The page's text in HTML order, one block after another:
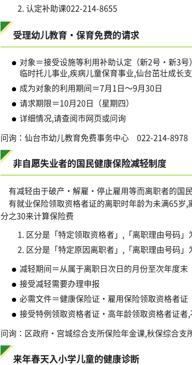
认定补助课022-214-8655
受理幼儿教育・保育免费的请求
对象＝接受设施等利用补助认定（新2号・新3
临时托儿事业,疾病儿童保育事业,仙台茁壮成长
成为对象的利用期间＝7月1日～9月30日
请求期限＝10月20日（星期四）
详细情况,请查阅市网页或问询
问询：仙台市幼儿教育免费事务中心 022-214-8978
非自愿失业者的国民健康保险减轻制度
有减轻由于破产・解雇・停止雇用等而离职者的国
有就业保险领取资格者证的离职时年龄为未满65岁
分之30来计算保险费
区分是「特定领取资格者」,「离职理由号码
区分是「特定原因离职者」,「离职理由号码
减轻期间＝从属于离职日次日的月份至次年度末
接受减轻需要办理申报
必需文件＝健康保险证・雇用保险领取资格者证
接受特例领取资格者证・高年龄领取资格者证者,
问询：区政府・宫城综合支所保险年金课,秋保综合支
来年春天入小学儿童的健康诊断